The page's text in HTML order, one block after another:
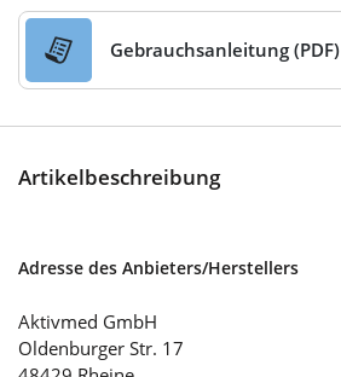
Gebrauchsanleitung (PDF)
Artikelbeschreibung
Adresse des Anbieters/Herstellers
Aktivmed GmbH
Oldenburger Str. 17